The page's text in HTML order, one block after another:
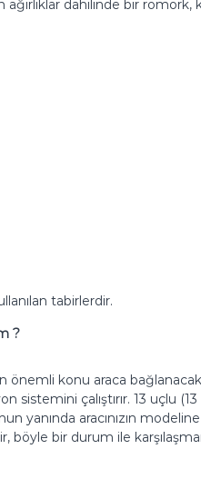
dahilinde bir römork,
tabirlerdir.
?
konu araca
sistemini çalıştırır. 13 uçlu
yanında aracınızın
böyle bir durum ile